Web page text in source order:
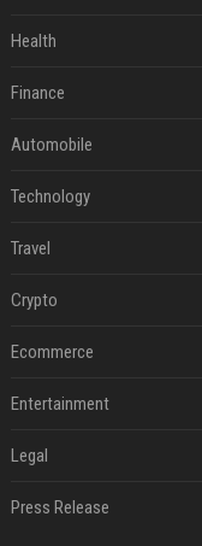
Health
Finance
Automobile
Technology
Travel
Crypto
Ecommerce
Entertainment
Legal
Press Release